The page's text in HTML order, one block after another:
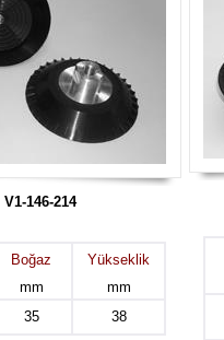
V1-146-214
Boğaz
mm
Yükseklik
mm
35 38